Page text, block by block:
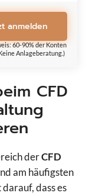
anmelden
60-90% der Konten
Anlageberatung.)
CFD
derCFD
am häufigsten
dass es